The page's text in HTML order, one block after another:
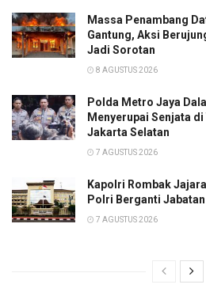
Massa Penambang
Gantung, Aksi
Jadi Sorotan
8 AGUSTUS 2026
Polda Metro Jaya
Menyerupai Senjata
Jakarta Selatan
7 AGUSTUS 2026
Kapolri Rombak
Polri Berganti Jabatan
7 AGUSTUS 2026